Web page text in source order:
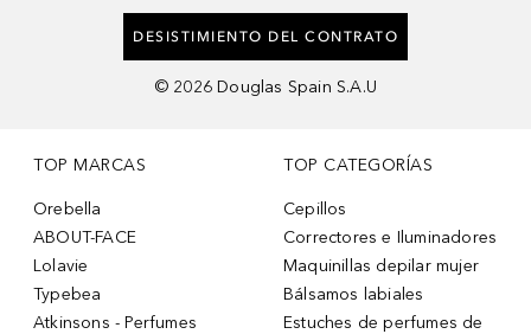
DESISTIMIENTO DEL CONTRATO
© 2026 Douglas Spain S.A.U
TOP MARCAS
Orebella
ABOUT-FACE
Lolavie
Typebea
Atkinsons - Perfumes
TOP CATEGORÍAS
Cepillos
Correctores e Iluminadores
Maquinillas depilar mujer
Bálsamos labiales
Estuches de perfumes de